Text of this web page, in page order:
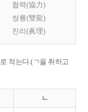
협력(協力)
쌍룡(雙龍)
진리(眞理)
로 적는다.(ㄱ을 취하고
ㄴ